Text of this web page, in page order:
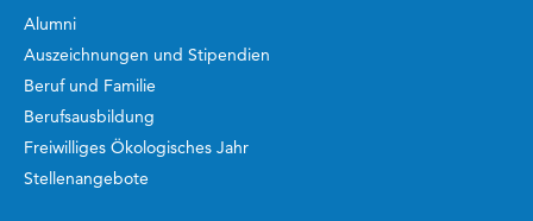
Alumni
Auszeichnungen und Stipendien
Beruf und Familie
Berufsausbildung
Freiwilliges Ökologisches Jahr
Stellenangebote